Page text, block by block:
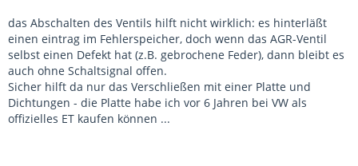
das Abschalten des Ventils hilft nicht wirklich: es hinterläßt
einen eintrag im Fehlerspeicher, doch wenn das AGR-Ventil
selbst einen Defekt hat (z.B. gebrochene Feder), dann bleibt es
auch ohne Schaltsignal offen.
Sicher hilft da nur das Verschließen mit einer Platte und
Dichtungen - die Platte habe ich vor 6 Jahren bei VW als
offizielles ET kaufen können ...